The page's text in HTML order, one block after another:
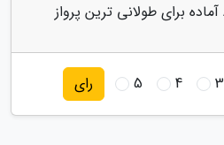
به "ایرباس A350، 900ULR آماده برای طولانی ترین پرواز
3
4
5 رای